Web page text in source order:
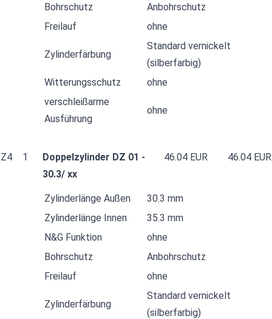
Bohrschutz
Anbohrschutz
Freilauf
ohne
Zylinderfärbung
Standard vernickelt
(silberfarbig)
Witterungsschutz
ohne
verschleißarme
Ausführung
ohne
Z4 1
Doppelzylinder DZ 01 -
30.3/ xx
46.04 EUR 46.04 EUR
Zylinderlänge Außen
30.3 mm
Zylinderlänge Innen
35.3 mm
N&G Funktion
ohne
Bohrschutz
Anbohrschutz
Freilauf
ohne
Zylinderfärbung
Standard vernickelt
(silberfarbig)